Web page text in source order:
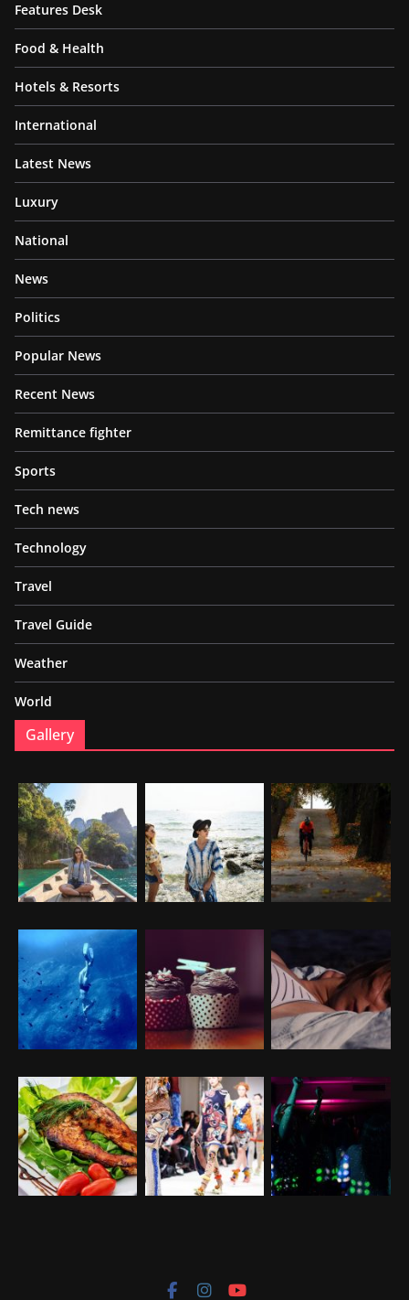
Features Desk
Food & Health
Hotels & Resorts
International
Latest News
Luxury
National
News
Politics
Popular News
Recent News
Remittance fighter
Sports
Tech news
Technology
Travel
Travel Guide
Weather
World
Gallery